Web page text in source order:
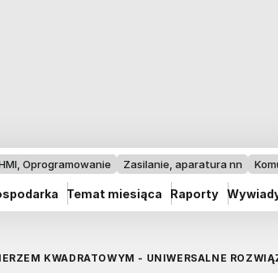
Oprogramowanie Zasilanie, aparatura nn
Temat miesiąca Raporty
KWADRATOWYM - UNIWERSALNE